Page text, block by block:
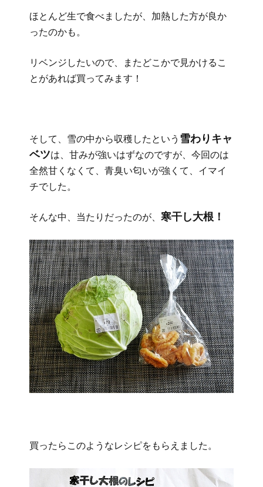
ほとんど生で食べましたが、加熱した方が良か
ったのかも。
リベンジしたいので、またどこかで見かけるこ
とがあれば買ってみます！
そして、雪の中から収穫したという 雪わりキャ
ベツは、甘みが強いはずなのですが、今回のは
全然甘くなくて、青臭い匂いが強くて、イマイ
チでした。
そんな中、当たりだったのが、 寒干し大根！
買ったらこのようなレシピをもらえました。